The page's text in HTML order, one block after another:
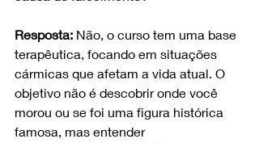
Resposta: Não, o curso tem uma base
terapêutica, focando em situações
cármicas que afetam a vida atual. O
objetivo não é descobrir onde você
morou ou se foi uma figura histórica
famosa, mas entender